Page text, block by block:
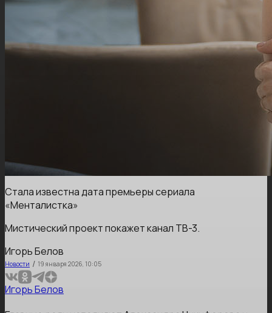
Стала известна дата премьеры сериала
«Менталистка»
Мистический проект покажет канал ТВ-3.
Игорь Белов
Новости / 19 января 2026, 10:05
Игорь Белов